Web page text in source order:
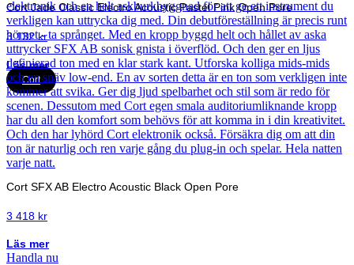
Cort Jade Classic Electro Acoustic Pastel Pink Open Pore
3 132kr
Läs mer
Cort
Cort SFX AB Electro Acoustic Black Open Pore
3 418 kr
Läs mer
Handla nu